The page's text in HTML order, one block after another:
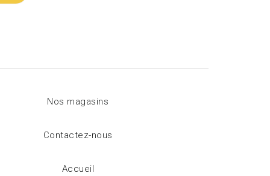
Nos magasins
Contactez-nous
Accueil